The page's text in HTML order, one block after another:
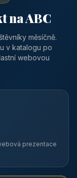
na ABC
měsíčně.
v katalogu po
webovou
prezentace